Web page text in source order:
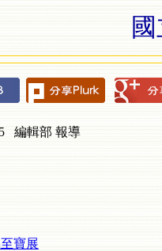
編輯部 報導
寶展